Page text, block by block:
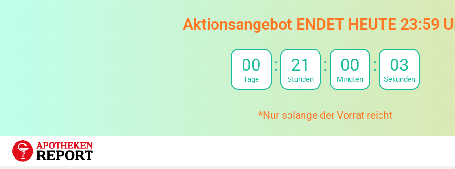
Aktionsangebot ENDET HEUTE 23:59
00
Tage
: 21
Stunden
: 00
Minuten
: 02
Sekunden
*Nur solange der Vorrat reicht